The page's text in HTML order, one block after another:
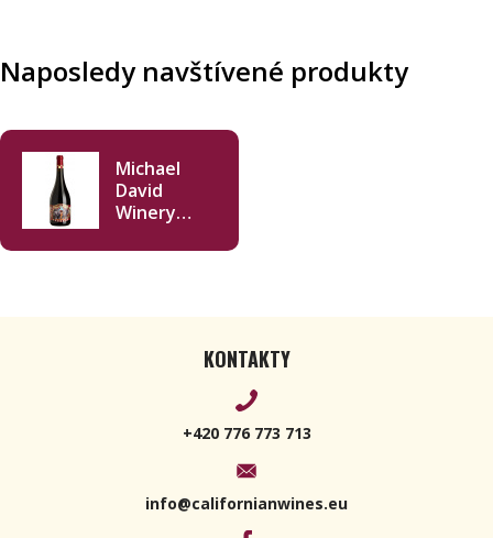
Naposledy navštívené produkty
Michael
David
Winery
Petit 2018
KONTAKTY
+420 776 773 713
info@californianwines.eu